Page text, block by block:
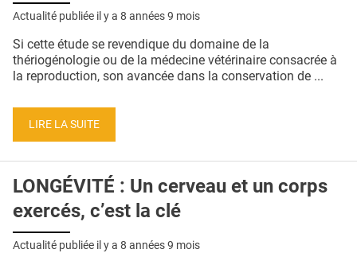
Actualité publiée il y a 8 années 9 mois
Si cette étude se revendique du domaine de la
thériogénologie ou de la médecine vétérinaire consacrée à
la reproduction, son avancée dans la conservation de ...
LIRE LA SUITE
LONGÉVITÉ : Un cerveau et un corps
exercés, c’est la clé
Actualité publiée il y a 8 années 9 mois